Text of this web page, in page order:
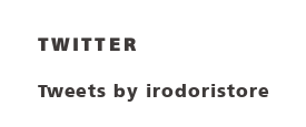
TWITTER
Tweets by irodoristore